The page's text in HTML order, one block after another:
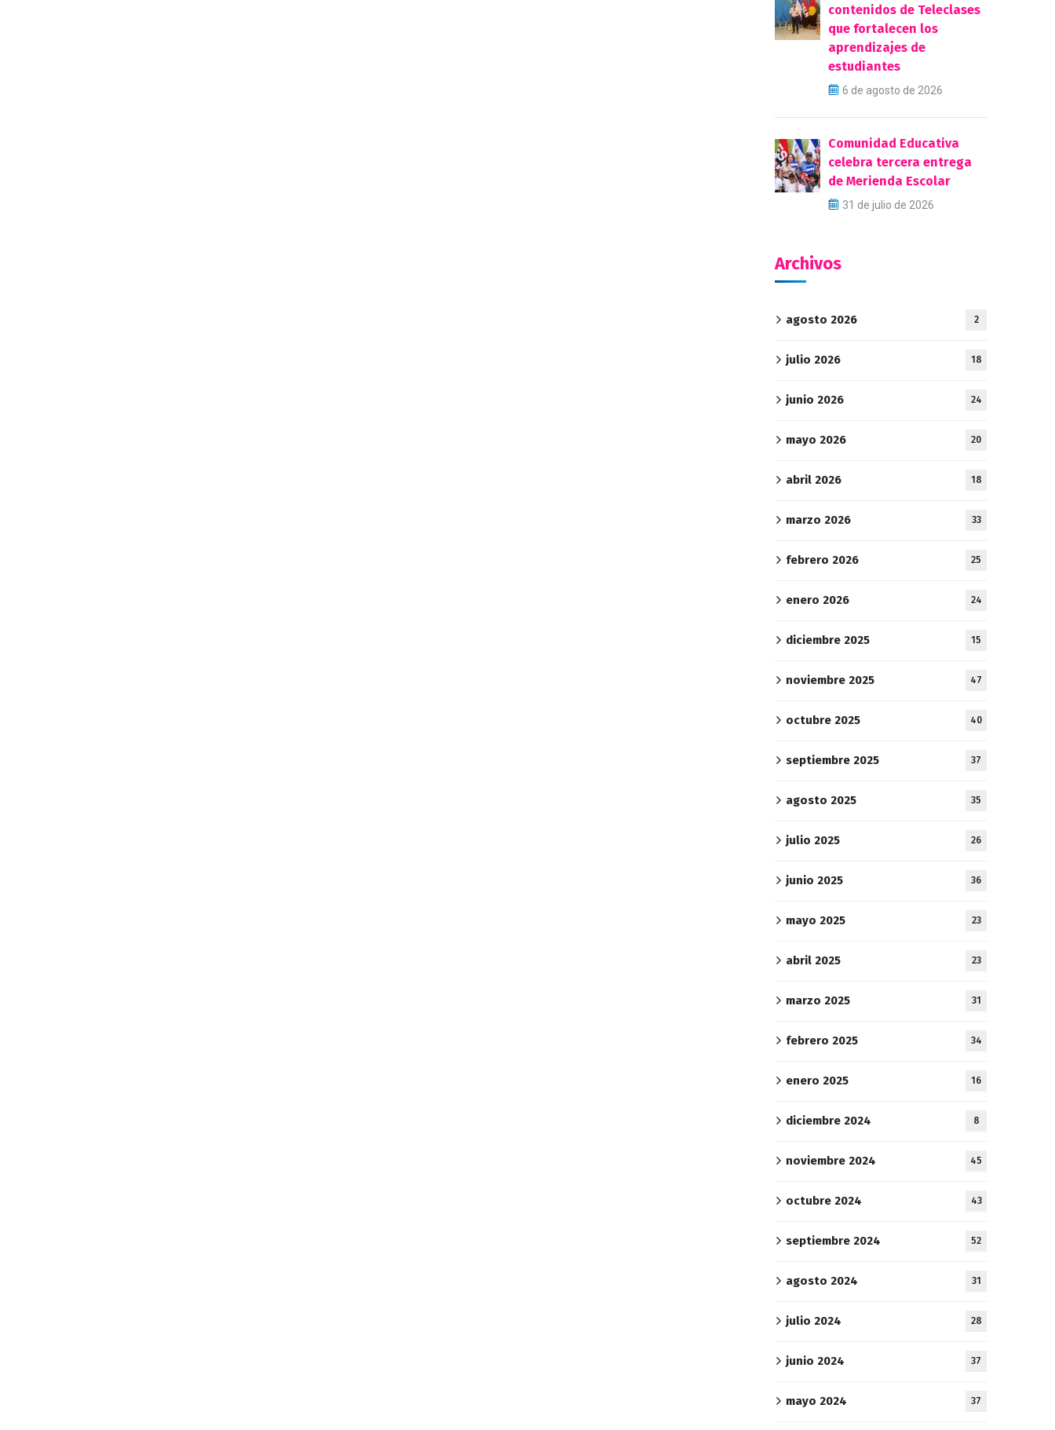
contenidos de Teleclases
que fortalecen los
aprendizajes de
estudiantes
6 de agosto de 2026
Comunidad Educativa
celebra tercera entrega
de Merienda Escolar
31 de julio de 2026
Archivos
agosto 2026 2
julio 2026 18
junio 2026 24
mayo 2026 20
abril 2026 18
marzo 2026 33
febrero 2026 25
enero 2026 24
diciembre 2025 15
noviembre 2025 47
octubre 2025 40
septiembre 2025 37
agosto 2025 35
julio 2025 26
junio 2025 36
mayo 2025 23
abril 2025 23
marzo 2025 31
febrero 2025 34
enero 2025 16
diciembre 2024 8
noviembre 2024 45
octubre 2024 43
septiembre 2024 52
agosto 2024 31
julio 2024 28
junio 2024 37
mayo 2024 37